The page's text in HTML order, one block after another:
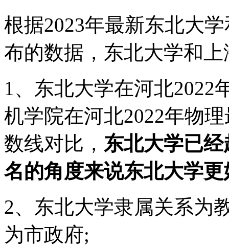
根据2023年最新东北大
布的数据，东北大学和
1、东北大学在河北2022
机学院在河北2022年物
数线对比， 东北大学已
名的角度来说东北大学更
2、东北大学隶属关系为
为市政府;